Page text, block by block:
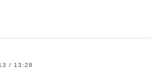
/ 13:28